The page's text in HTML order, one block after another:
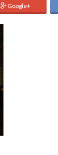
Google+